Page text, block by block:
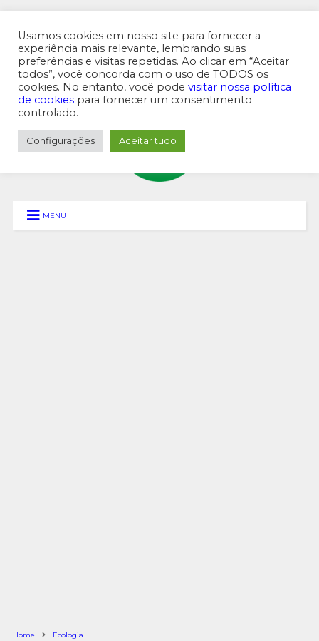
MENU SUPERIOR
MENU
Home Ecologia
Usamos cookies em nosso site para fornecer a
experiência mais relevante, lembrando suas
preferências e visitas repetidas. Ao clicar em “Aceitar
todos”, você concorda com o uso de TODOS os
cookies. No entanto, você pode visitar nossa política
de cookies para fornecer um consentimento
controlado.
Configurações Aceitar tudo